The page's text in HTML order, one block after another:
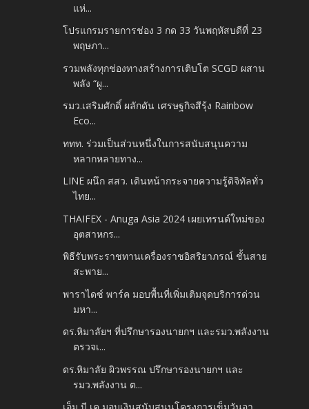
แห่...
โปรแกรมรายการช่อง 3 กด 33 วันพฤหัสบดีที่ 23
พฤษภา...
รวมพลังทุกช่องทางสร้างการเติบโต SCGD ผสาน
พลัง “ผู...
รมว.เสริมศักดิ์ ผลักดัน เศรษฐกิจสีรุ้ง Rainbow
Eco...
ททท. ร่วมเป็นส่วนหนึ่งในการสนับสนุนความ
หลากหลายทาง...
LINE ผนึก สสว. เดินหน้ากระจายความรู้ดิจิทัลทั่ว
ไทย...
THAIFEX - Anuga Asia 2024 เผยเทรนด์ใหม่ของ
อุตสาหกร...
พิธีรับพระราชทานเครื่องราชอิสริยาภรณ์ ชั้นสาย
สะพาย...
พาราไดซ์ พาร์ค มอบพื้นที่เพิ่มเติมจุดบริการด่วน
มหา...
ดร.หิมาลัยฯ ที่ปรึกษารองนายกฯ และรมว.พลังงาน
ตรวจเ...
ดร.หิมาลัย ผิวพรรณ ปรึกษารองนายกฯ และ
รมว.พลังงาน ต...